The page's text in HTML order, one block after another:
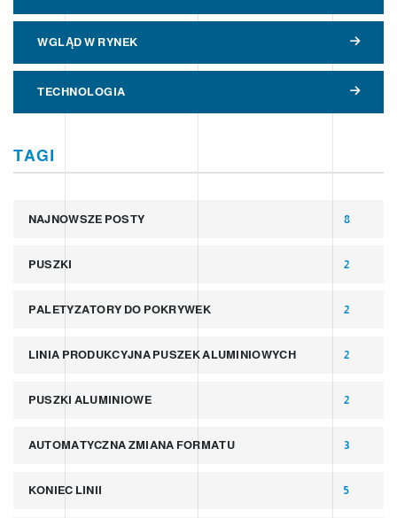
WGLĄD W RYNEK
TECHNOLOGIA
TAGI
NAJNOWSZE POSTY 8
PUSZKI 2
PALETYZATORY DO POKRYWEK 2
LINIA PRODUKCYJNA PUSZEK ALUMINIOWYCH 2
PUSZKI ALUMINIOWE 2
AUTOMATYCZNA ZMIANA FORMATU 3
KONIEC LINII 5